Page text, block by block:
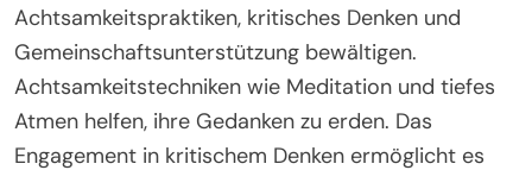
Achtsamkeitspraktiken, kritisches Denken und
Gemeinschaftsunterstützung bewältigen.
Achtsamkeitstechniken wie Meditation und tiefes
Atmen helfen, ihre Gedanken zu erden. Das
Engagement in kritischem Denken ermöglicht es